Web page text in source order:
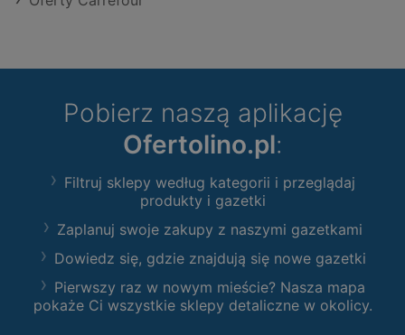
Pobierz naszą aplikację
Ofertolino.pl:
Filtruj sklepy według kategorii i przeglądaj
produkty i gazetki
Zaplanuj swoje zakupy z naszymi gazetkami
Dowiedz się, gdzie znajdują się nowe gazetki
Pierwszy raz w nowym mieście? Nasza mapa
pokaże Ci wszystkie sklepy detaliczne w okolicy.